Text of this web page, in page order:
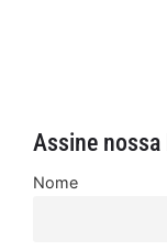
Assine
Nome